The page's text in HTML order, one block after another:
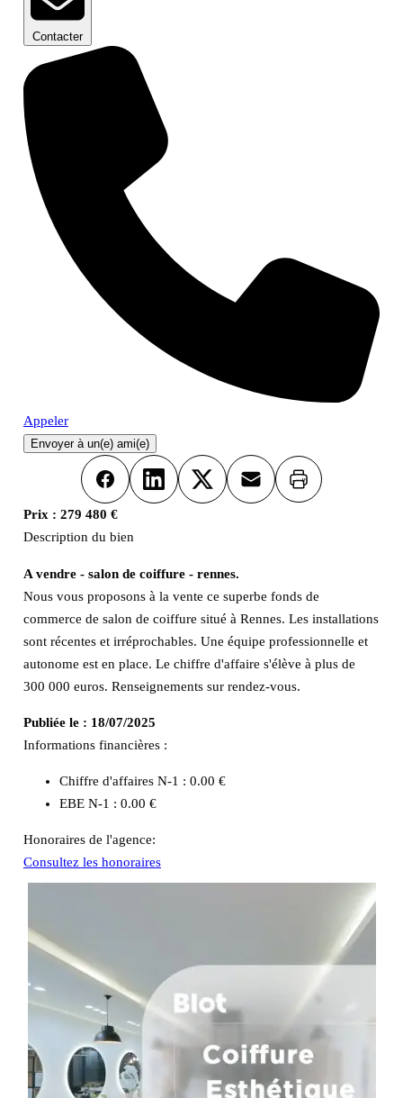
Contacter
Appeler
Envoyer à un(e) ami(e)
FacebookLinkedInX Email Imprimer
Prix : 279 480 €
Description du bien
A vendre - salon de coiffure - rennes.
Nous vous proposons à la vente ce superbe fonds de
commerce de salon de coiffure situé à Rennes. Les installations
sont récentes et irréprochables. Une équipe professionnelle et
autonome est en place. Le chiffre d'affaire s'élève à plus de
300 000 euros. Renseignements sur rendez-vous.
Publiée le : 18/07/2025
Informations financières :
Chiffre d'affaires N-1 : 0.00 €
EBE N-1 : 0.00 €
Honoraires de l'agence:
Consultez les honoraires